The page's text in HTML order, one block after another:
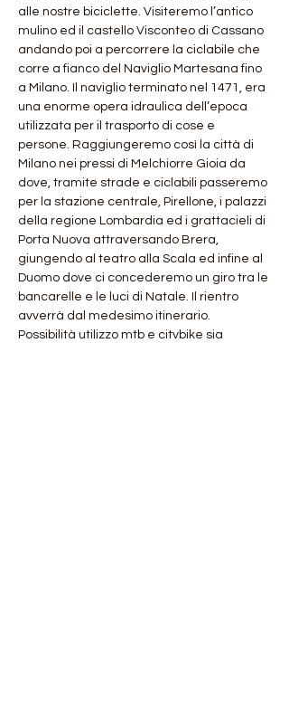
alle nostre biciclette. Visiteremo l’antico
mulino ed il castello Visconteo di Cassano
andando poi a percorrere la ciclabile che
corre a fianco del Naviglio Martesana fino
a Milano. Il naviglio terminato nel 1471, era
una enorme opera idraulica dell’epoca
utilizzata per il trasporto di cose e
persone. Raggiungeremo così la città di
Milano nei pressi di Melchiorre Gioia da
dove, tramite strade e ciclabili passeremo
per la stazione centrale, Pirellone, i palazzi
della regione Lombardia ed i grattacieli di
Porta Nuova attraversando Brera,
giungendo al teatro alla Scala ed infine al
Duomo dove ci concederemo un giro tra le
bancarelle e le luci di Natale. Il rientro
avverrà dal medesimo itinerario.
Possibilità utilizzo mtb e citybike sia